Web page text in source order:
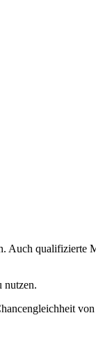
Auch qualifizierte
nutzen.